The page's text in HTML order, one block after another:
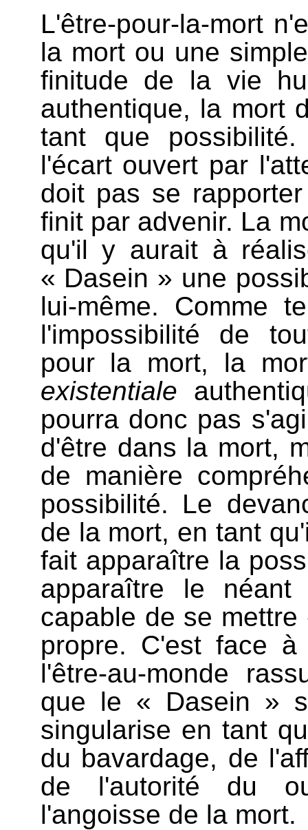
L'être-pour-la-mort
la mort ou une
finitude de la vie
authentique, la mort
tant que
l'écart ouvert par
doit pas se
finit par advenir. La
qu'il y aurait à
« Dasein » une
lui-même. Comme
l'impossibilité de
pour la mort, la
existentiale
pourra donc pas
d'être dans la mort,
de manière
possibilité. Le
de la mort, en tant
fait apparaître la
apparaître le
capable de se
propre. C'est face
l'être-au-monde
que le « Dasein »
singularise en tant
du bavardage, de
de l'autorité du
l'angoisse de la mort.